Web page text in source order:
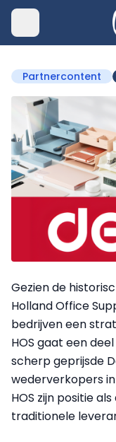
Partnercontent
Gezien de
Holland Office
bedrijven een
HOS gaat een
scherp geprijsde
wederverkopers
HOS zijn positie
traditionele